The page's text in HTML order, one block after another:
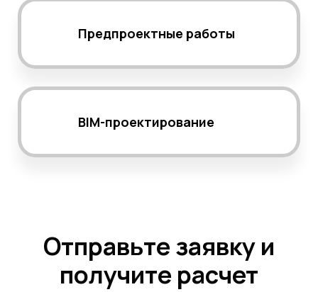
Предпроектные работы
BIM-проектирование
Отправьте заявку и
получите расчет